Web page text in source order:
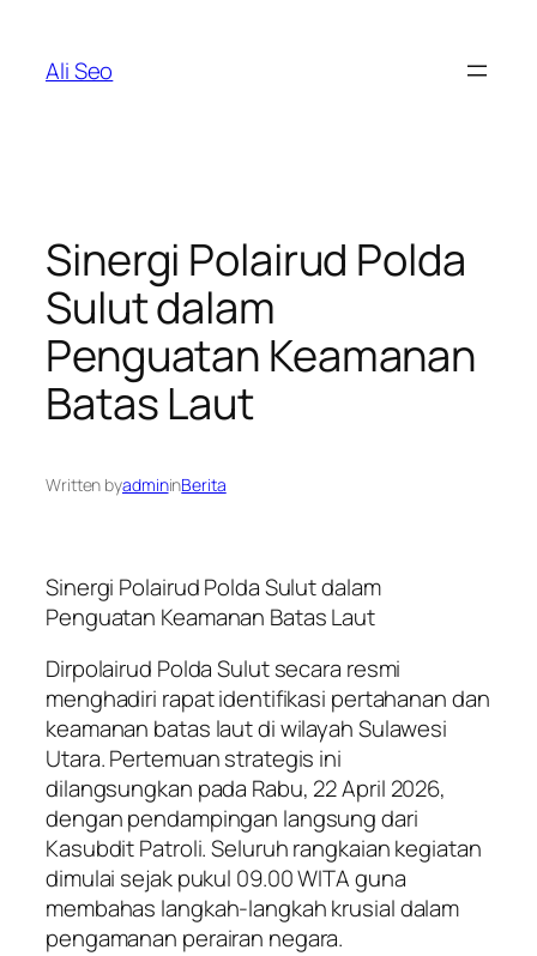
content
Ali Seo
Sinergi Polairud Polda
Sulut dalam
Penguatan Keamanan
Batas Laut
Written byadmininBerita
Sinergi Polairud Polda Sulut dalam
Penguatan Keamanan Batas Laut
Dirpolairud Polda Sulut secara resmi
menghadiri rapat identifikasi pertahanan dan
keamanan batas laut di wilayah Sulawesi
Utara. Pertemuan strategis ini
dilangsungkan pada Rabu, 22 April 2026,
dengan pendampingan langsung dari
Kasubdit Patroli. Seluruh rangkaian kegiatan
dimulai sejak pukul 09.00 WITA guna
membahas langkah-langkah krusial dalam
pengamanan perairan negara.